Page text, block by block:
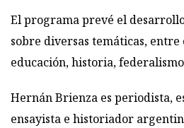
El programa prevé el
sobre diversas temáticas, entre
educación, historia,
Hernán Brienza es periodista,
ensayista e historiador